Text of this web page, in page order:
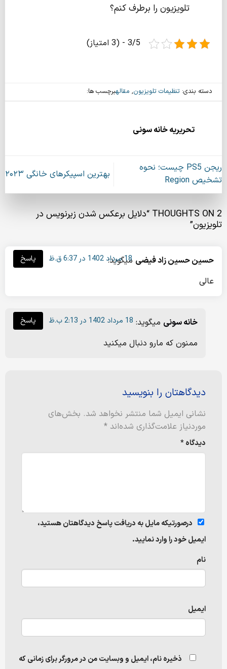
تلویزیون را برطرف کنم؟
3/5 - (3 امتیاز)
دسته بندی:تنظیمات تلویزیون, مقالهبرچسب ها:
تحریریه خانه سونی
ریجن PS5 چیست؛ نحوه
تشخیص Region
بهترین اسپیکرهای خانگی ۲۰۲۳
2 THOUGHTS ON “ دلایل برعکس شدن زیرنویس در
تلویزیون”
حسین حسین زاد فیضی میگوید:
عالی
18 مرداد 1402 در 6:37 ق.ظ پاسخ
خانه سونی میگوید:
ممنون که مارو دنبال میکنید
18 مرداد 1402 در 2:13 ب.ظ پاسخ
دیدگاهتان را بنویسید
نشانی ایمیل شما منتشر نخواهد شد. بخش‌های
موردنیاز علامت‌گذاری شده‌اند *
دیدگاه*
درصورتیکه مایل به دریافت پاسخ دیدگاهتان هستید،
ایمیل خود را وارد نمایید.
نام
ایمیل
ذخیره نام، ایمیل و وبسایت من در مرورگر برای زمانی که